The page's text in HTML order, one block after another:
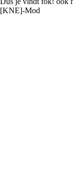
[KNE]-Mod